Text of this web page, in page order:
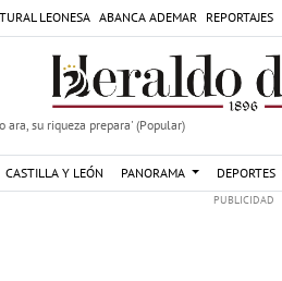
LEONESA ABANCA ADEMAR REPORTAJES
ara, su riqueza prepara' (Popular)
CASTILLA Y LEÓN PANORAMA DEPORTES